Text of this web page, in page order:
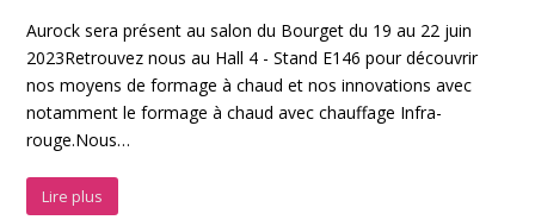
Aurock sera présent au salon du Bourget du 19 au 22 juin
2023Retrouvez nous au Hall 4 - Stand E146 pour découvrir
nos moyens de formage à chaud et nos innovations avec
notamment le formage à chaud avec chauffage Infra-
rouge.Nous…
Lire plus